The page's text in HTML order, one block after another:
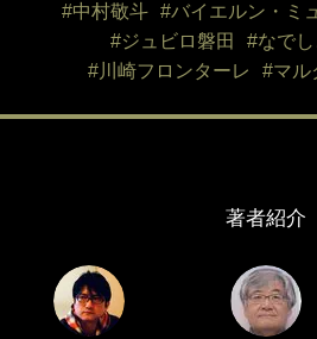
#中村敬斗
#バイエルン・ミ
#ジュビロ磐田
#なで
#川崎フロンターレ
#マル
著者紹介